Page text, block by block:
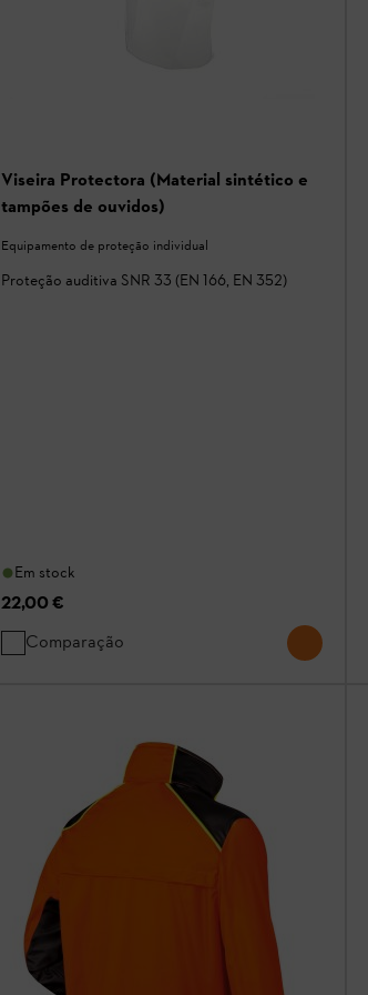
Viseira Protectora (Material sintético e
tampões de ouvidos)
Equipamento de proteção individual
Proteção auditiva SNR 33 (EN 166, EN 352)
Em stock
22,00 €
Comparação